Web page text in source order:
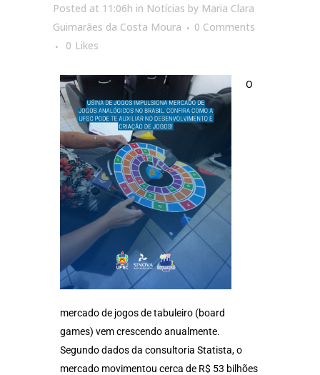
Posted at 11:06h in Notícias by Maria Clara
Guimarães da Costa Moura
0 Comments
0 Likes
O
mercado de jogos de tabuleiro (board
games) vem crescendo anualmente.
Segundo dados da consultoria Statista, o
mercado movimentou cerca de R$ 53 bilhões